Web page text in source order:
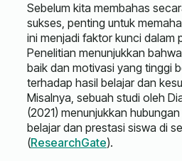
Sebelum kita membahas
sukses, penting untuk
ini menjadi faktor kunci dalam
Penelitian menunjukkan
baik dan motivasi yang tinggi
terhadap hasil belajar dan
Misalnya, sebuah studi oleh
(2021) menunjukkan
belajar dan prestasi siswa di
(ResearchGate).